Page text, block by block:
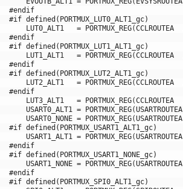
#endif
#if defined(PORTMUX_LUT0_ALT1_gc)
LUT0_ALT1
= PORTMUX_REG(CCLROUTEA
#endif
#if defined(PORTMUX_LUT1_ALT1_gc)
LUT1_ALT1
= PORTMUX_REG(CCLROUTEA
#endif
#if defined(PORTMUX_LUT2_ALT1_gc)
LUT2_ALT1
= PORTMUX_REG(CCLROUTEA
#endif
LUT3_ALT1
= PORTMUX_REG(CCLROUTEA
USART0_ALT1 = PORTMUX_REG(USARTROUTEA
USART0_NONE = PORTMUX_REG(USARTROUTEA
#if defined(PORTMUX_USART1_ALT1_gc)
USART1_ALT1 = PORTMUX_REG(USARTROUTEA
#endif
#if defined(PORTMUX_USART1_NONE_gc)
USART1_NONE = PORTMUX_REG(USARTROUTEA
#endif
#if defined(PORTMUX_SPI0_ALT1_gc)